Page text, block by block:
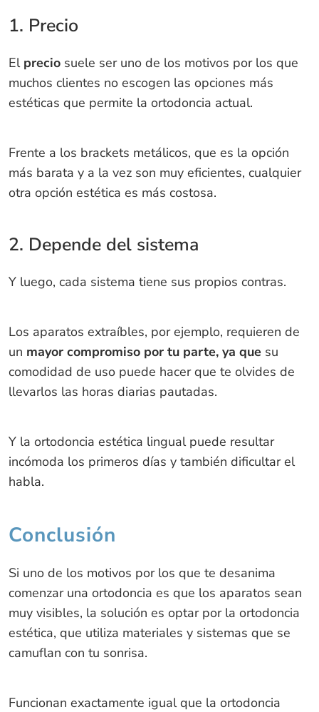
1. Precio
El preciosuele ser uno de los motivos por los que
muchos clientes no escogen las opciones más
estéticas que permite la ortodoncia actual.
Frente a los brackets metálicos, que es la opción
más barata y a la vez son muy eficientes, cualquier
otra opción estética es más costosa.
2. Depende del sistema
Y luego, cada sistema tiene sus propios contras.
Los aparatos extraíbles, por ejemplo, requieren de
un mayor compromiso por tu parte, ya quesu
comodidad de uso puede hacer que te olvides de
llevarlos las horas diarias pautadas.
Y la ortodoncia estética lingual puede resultar
incómoda los primeros días y también dificultar el
habla.
Conclusión
Si uno de los motivos por los que te desanima
comenzar una ortodoncia es que los aparatos sean
muy visibles, la solución es optar por la ortodoncia
estética, que utiliza materiales y sistemas que se
camuflan con tu sonrisa.
Funcionan exactamente igual que la ortodoncia